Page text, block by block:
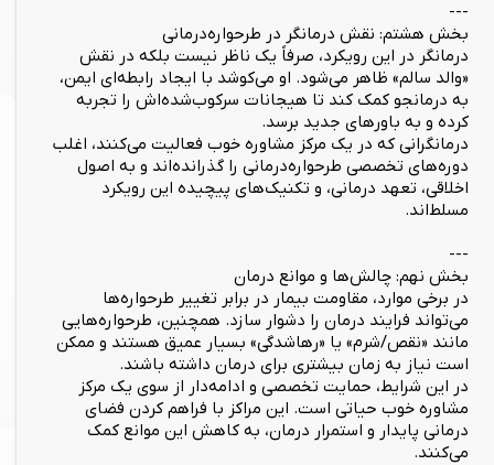
---
بخش هشتم: نقش درمانگر در طرحواره‌درمانی
درمانگر در این رویکرد، صرفاً یک ناظر نیست بلکه در نقش
«والد سالم» ظاهر می‌شود. او می‌کوشد با ایجاد رابطه‌ای ایمن،
به درمانجو کمک کند تا هیجانات سرکوب‌شده‌اش را تجربه
کرده و به باورهای جدید برسد.
درمانگرانی که در یک مرکز مشاوره خوب فعالیت می‌کنند، اغلب
دوره‌های تخصصی طرحواره‌درمانی را گذرانده‌اند و به اصول
اخلاقی، تعهد درمانی، و تکنیک‌های پیچیده این رویکرد
مسلط‌اند.
---
بخش نهم: چالش‌ها و موانع درمان
در برخی موارد، مقاومت بیمار در برابر تغییر طرحواره‌ها
می‌تواند فرایند درمان را دشوار سازد. همچنین، طرحواره‌هایی
مانند «نقص/شرم» یا «رهاشدگی» بسیار عمیق هستند و ممکن
است نیاز به زمان بیشتری برای درمان داشته باشند.
در این شرایط، حمایت تخصصی و ادامه‌دار از سوی یک مرکز
مشاوره خوب حیاتی است. این مراکز با فراهم کردن فضای
درمانی پایدار و استمرار درمان، به کاهش این موانع کمک
می‌کنند.